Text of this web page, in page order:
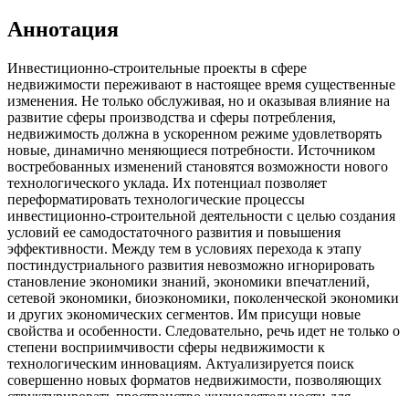
Аннотация
Инвестиционно-строительные проекты в сфере
недвижимости переживают в настоящее время существенные
изменения. Не только обслуживая, но и оказывая влияние на
развитие сферы производства и сферы потребления,
недвижимость должна в ускоренном режиме удовлетворять
новые, динамично меняющиеся потребности. Источником
востребованных изменений становятся возможности нового
технологического уклада. Их потенциал позволяет
переформатировать технологические процессы
инвестиционно-­строительной деятельности с целью создания
условий ее самодостаточного развития и повышения
эффективности. Между тем в условиях перехода к этапу
постиндустриального развития невозможно игнорировать
становление экономики знаний, экономики впечатлений,
сетевой экономики, биоэкономики, поколенческой экономики
и других экономических сегментов. Им присущи новые
свойства и особенности. Следовательно, речь идет не только о
степени восприимчивости сферы недвижимости к
технологическим инновациям. Актуализируется поиск
совершенно новых форматов недвижимости, позволяющих